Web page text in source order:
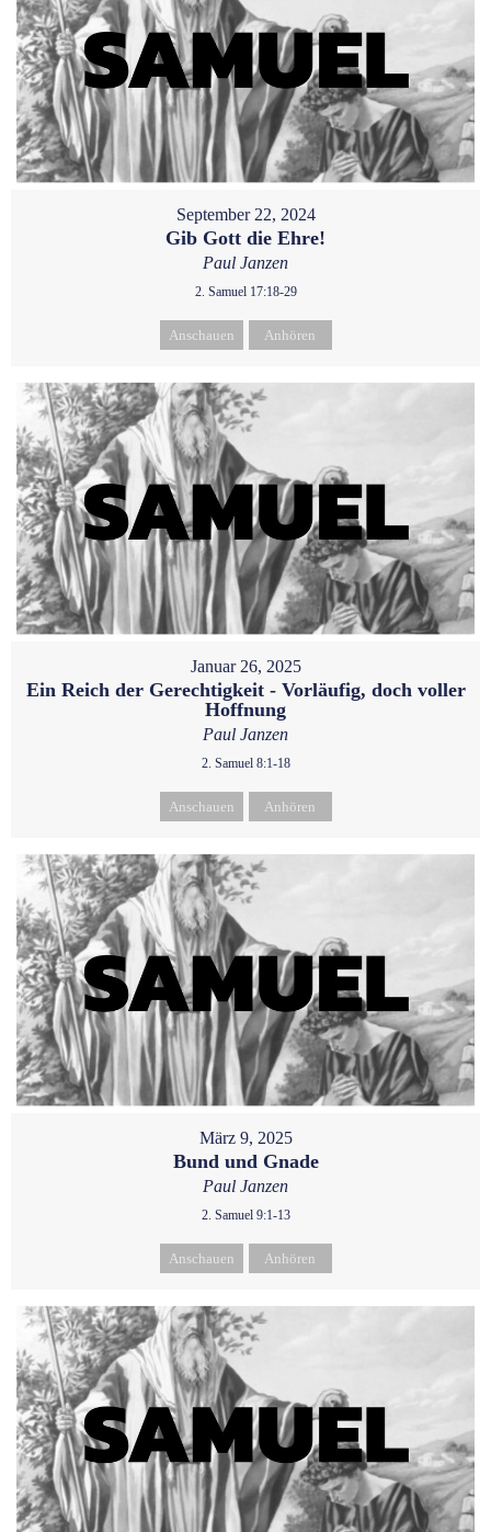
September 22, 2024
Gib Gott die Ehre!
Paul Janzen
2. Samuel 17:18-29
Anschauen Anhören
Januar 26, 2025
Ein Reich der Gerechtigkeit - Vorläufig, doch voller
Hoffnung
Paul Janzen
2. Samuel 8:1-18
Anschauen Anhören
März 9, 2025
Bund und Gnade
Paul Janzen
2. Samuel 9:1-13
Anschauen Anhören